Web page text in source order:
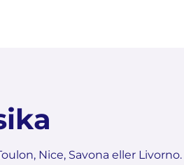
Nice, Savona eller